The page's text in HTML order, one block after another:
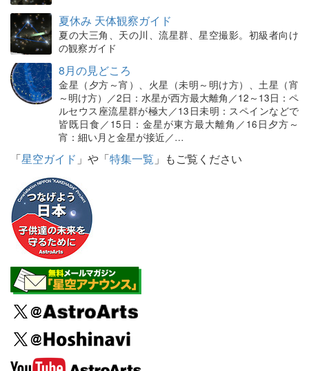
夏休み 天体観察ガイド
夏の大三角、天の川、流星群、星空撮影。初級者向け
の観察ガイド
8月の見どころ
金星（夕方～宵）、火星（未明～明け方）、土星（宵
～明け方）／2日：水星が西方最大離角／12～13日：ペ
ルセウス座流星群が極大／13日未明：スペインなどで
皆既日食／15日：金星が東方最大離角／16日夕方～
宵：細い月と金星が接近／…
「星空ガイド 」や「特集一覧 」もご覧ください